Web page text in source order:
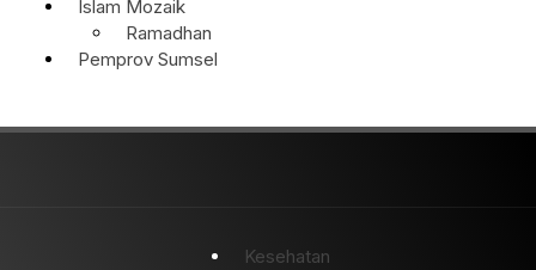
Islam Mozaik
Ramadhan
Pemprov Sumsel
Kesehatan